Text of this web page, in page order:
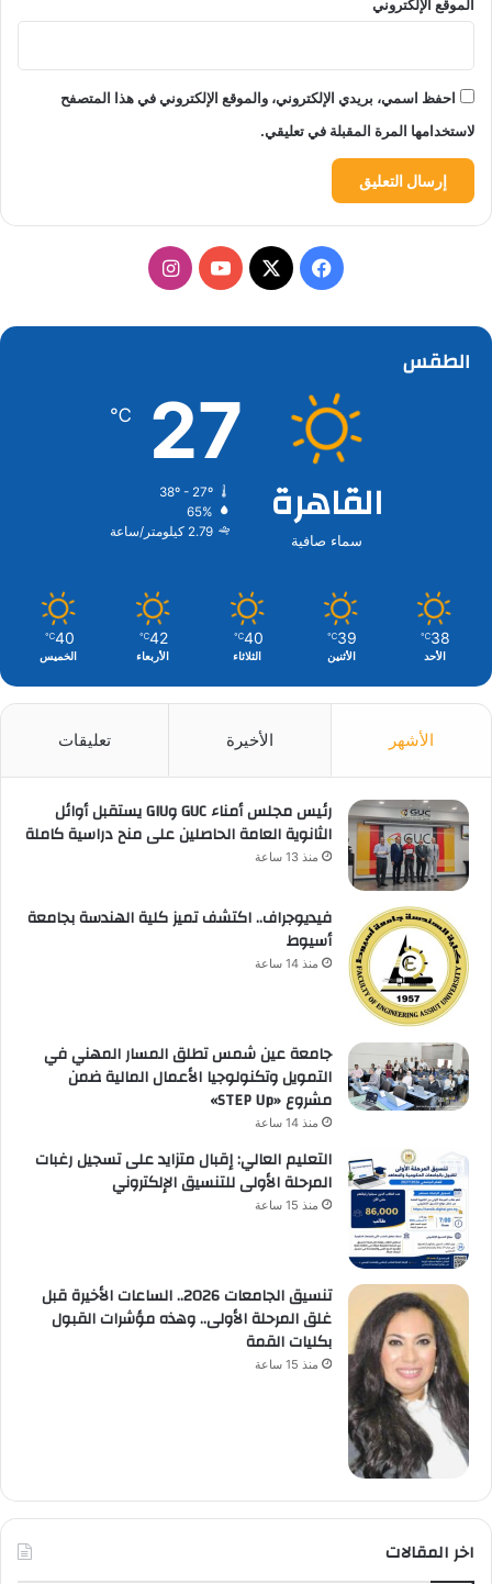
الموقع الإلكتروني
احفظ اسمي، بريدي الإلكتروني، والموقع الإلكتروني في هذا المتصفح
لاستخدامها المرة المقبلة في تعليقي.
فيسبوك
‫X
‫YouTubeانستقرام
الطقس
القاهرة
سماء صافية
27
℃
38º - 27º
65%
2.79 كيلومتر/ساعة
38
℃
الأحد
39
℃
الأثنين
40
℃
الثلاثاء
42
℃
الأربعاء
40
℃
الخميس
الأشهر الأخيرة تعليقات
رئيس مجلس أمناء GUC وGIU يستقبل أوائل
الثانوية العامة الحاصلين على منح دراسية كاملة
منذ 13 ساعة
فيديوجراف.. اكتشف تميز كلية الهندسة بجامعة
أسيوط
منذ 14 ساعة
جامعة عين شمس تطلق المسار المهني في
التمويل وتكنولوجيا الأعمال المالية ضمن
مشروع «STEP Up»
منذ 14 ساعة
التعليم العالي: إقبال متزايد على تسجيل رغبات
المرحلة الأولى للتنسيق الإلكتروني
منذ 15 ساعة
تنسيق الجامعات 2026.. الساعات الأخيرة قبل
غلق المرحلة الأولى.. وهذه مؤشرات القبول
بكليات القمة
منذ 15 ساعة
اخر المقالات